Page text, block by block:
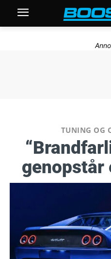
TUNING OG
genopstår